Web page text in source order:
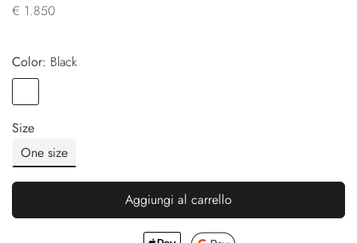
€ 1.850
Color:
black
Size
One size
Aggiungi al carrello